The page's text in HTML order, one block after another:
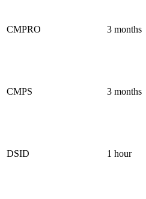
CMPRO 3 months
CMPS 3 months
DSID 1 hour